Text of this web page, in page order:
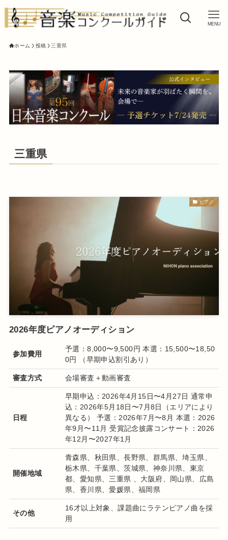
MENU
ホーム 投稿 三重県
三重県
ピアノ
2026年度ピアノオーディション
参加費用
予選：8,000〜9,500円 本選：15,500〜18,50
0円 （早期申込割引あり）
審査方式 会場審査＋動画審査
日程
早期申込：2026年4月15日〜4月27日 通常申
込：2026年5月18日〜7月8日（エリアにより
異なる） 予選：2026年7月〜8月 本選：2026
年9月〜11月 受賞記念披露コンサート：2026
年12月〜2027年1月
開催地域
青森県、秋田県、長野県、群馬県、埼玉県、
栃木県、千葉県、茨城県、神奈川県、東京
都、愛知県、三重県 、大阪府、岡山県、広島
県、香川県、愛媛県、福岡県
その他
16才以上対象、課題曲にラテンピアノ曲を採
用